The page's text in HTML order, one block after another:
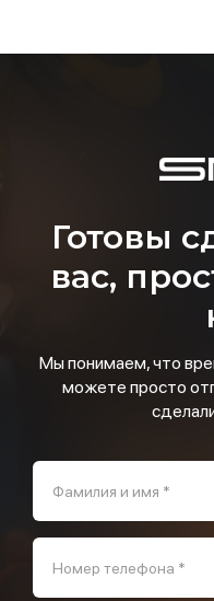
Готовы
вас,
Мы понимаем, что
можете просто
Фамилия и имя *
Номер телефона *